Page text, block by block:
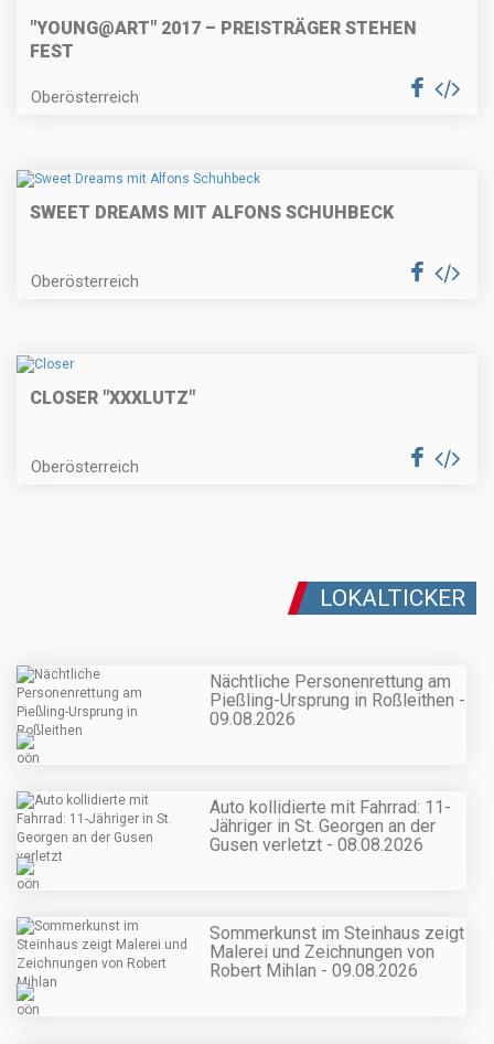
"YOUNG@ART" 2017 – PREISTRÄGER STEHEN
FEST
Oberösterreich
SWEET DREAMS MIT ALFONS SCHUHBECK
Oberösterreich
CLOSER "XXXLUTZ"
Oberösterreich
LOKALTICKER
Nächtliche Personenrettung am
Pießling-Ursprung in Roßleithen -
09.08.2026
Auto kollidierte mit Fahrrad: 11-
Jähriger in St. Georgen an der
Gusen verletzt - 08.08.2026
Sommerkunst im Steinhaus zeigt
Malerei und Zeichnungen von
Robert Mihlan - 09.08.2026